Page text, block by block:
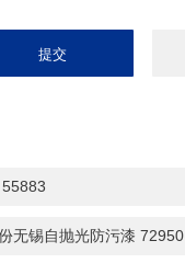
无锡自抛光防污漆 72950